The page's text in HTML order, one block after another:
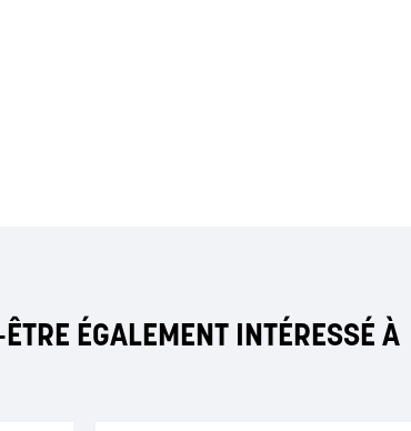
ÉGALEMENT INTÉRESSÉ À